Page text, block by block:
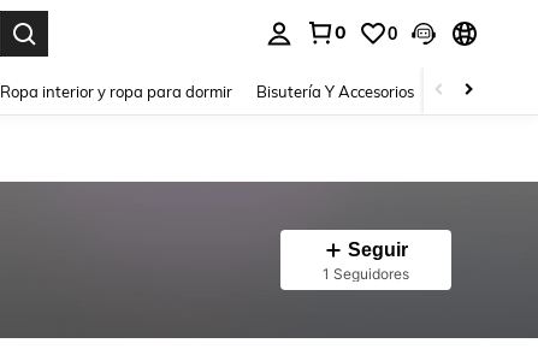
0 0
Ropa interior y ropa para dormir Bisutería Y Accesorios Zapatos
Seguir
1 Seguidores